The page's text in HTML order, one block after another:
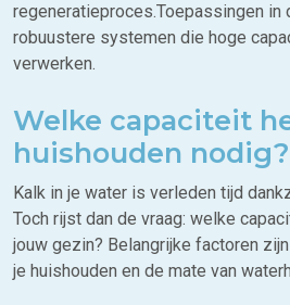
regeneratieproces.Toepassingen in
robuustere systemen die hoge
verwerken.
Welke capaciteit
huishouden nodig?
Kalk in je water is verleden tijd
Toch rijst dan de vraag: welke
jouw gezin? Belangrijke factoren
je huishouden en de mate van